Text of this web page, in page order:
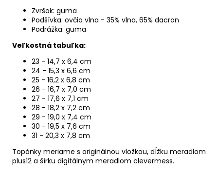
Zvršok: guma
Podšívka: ovčia vlna - 35% vlna, 65% dacron
Podrážka: guma
Veľkostná tabuľka:
23 - 14,7 x 6,4 cm
24 - 15,3 x 6,6 cm
25 - 16,2 x 6,8 cm
26 - 16,7 x 7,0 cm
27 - 17,6 x 7,1 cm
28 - 18,2 x 7,2 cm
29 - 19,0 x 7,4 cm
30 - 19,5 x 7,6 cm
31 - 20,3 x 7,8 cm
Topánky meriame s originálnou vložkou, dĺžku meradlom
plus12 a šírku digitálnym meradlom clevermess.